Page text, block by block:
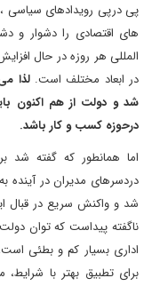
پی درپی رویدادهای سیاسی
های اقتصادی را دشوار و
المللی هر روزه در حال
در ابعاد مختلف است.لذا
شد و دولت از هم اکنون
درحوزه کسب و کار باشد.
اما همانطور که گفته شد
دردسرهای مدیران در
شد و واکنش سریع در قبال
ناگفته پیداست که توان
اداری بسیار کم و بطئی
برای تطبیق بهتر با